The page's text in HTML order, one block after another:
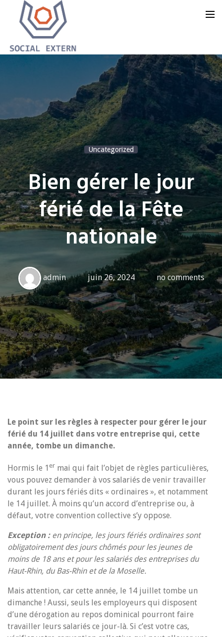
Notre groupe
Notre blog
Nous contacter
Uncategorized
Bien gérer le jour
férié de la Fête
nationale
admin juin 26, 2024 no comments
Le point sur les règles à respecter pour gérer le jour
férié du 14 juillet dans votre entreprise qui, cette
année, tombe un dimanche.
Hormis le 1 er mai qui fait l’objet de règles particulières,
vous pouvez demander à vos salariés de venir travailler
durant les jours fériés dits « ordinaires », et notamment
le 14 juillet. À moins qu’un accord d’entreprise ou, à
défaut, votre convention collective s’y oppose.
Exception : en principe, les jours fériés ordinaires sont
obligatoirement des jours chômés pour les jeunes de
moins de 18 ans et pour les salariés des entreprises du
Haut-Rhin, du Bas-Rhin et de la Moselle.
Mais attention, car cette année, le 14 juillet tombe un
dimanche ! Aussi, seuls les employeurs qui disposent
d’une dérogation au repos dominical pourront faire
travailler leurs salariés ce jour-là. Si c’est votre cas,